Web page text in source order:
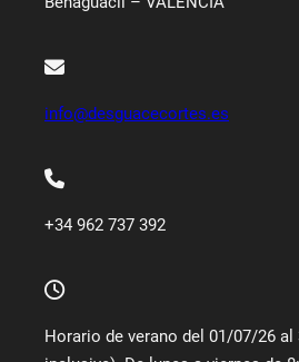
info@desguacecortes.es
+34 962 737 392
Horario de verano del 01/07/26